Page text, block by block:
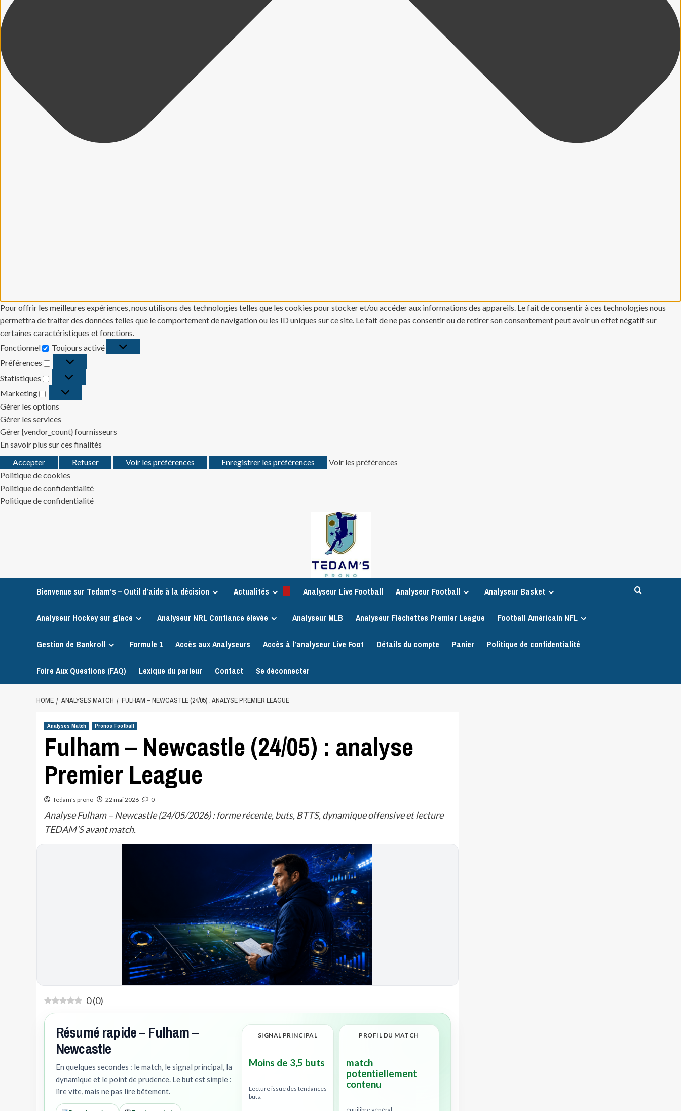
Pour offrir les meilleures expériences, nous utilisons des technologies telles que les cookies pour stocker et/ou accéder aux informations des appareils. Le fait de consentir à ces technologies nous
permettra de traiter des données telles que le comportement de navigation ou les ID uniques sur ce site. Le fait de ne pas consentir ou de retirer son consentement peut avoir un effet négatif sur
certaines caractéristiques et fonctions.
Fonctionnel
Fonctionnel
Toujours activé
Préférences
Préférences
Statistiques
Statistiques
Marketing
Marketing
Gérer les options
Gérer les services
Gérer {vendor_count} fournisseurs
En savoir plus sur ces finalités
Accepter
Refuser Voir les préférences Enregistrer les préférences
Voir les préférences
Politique de cookies
Politique de confidentialité
Politique de confidentialité
Bienvenue sur Tedam’s – Outil d’aide à la décision Actualités Analyseur Live Football Analyseur Football Analyseur Basket
Analyseur Hockey sur glace Analyseur NRL Confiance élevée Analyseur MLB Analyseur Fléchettes Premier League Football Américain NFL
Gestion de Bankroll Formule 1 Accès aux Analyseurs Accès à l’analyseur Live Foot Détails du compte Panier Politique de confidentialité
Foire Aux Questions (FAQ) Lexique du parieur Contact Se déconnecter
HOME ANALYSES MATCH FULHAM – NEWCASTLE (24/05) : ANALYSE PREMIER LEAGUE
Analyses Match Pronos Football
Fulham – Newcastle (24/05) : analyse
Premier League
Tedam's prono 22 mai 2026 0
Analyse Fulham – Newcastle (24/05/2026) : forme récente, buts, BTTS, dynamique offensive et lecture
TEDAM’S avant match.
0(0)
Résumé rapide – Fulham –
Newcastle
En quelques secondes : le match, le signal principal, la
dynamique et le point de prudence. Le but est simple :
lire vite, mais ne pas lire bêtement.
SIGNAL PRINCIPAL
Moins de 3,5 buts
Lecture issue des tendances
buts.
PROFIL DU MATCH
match
potentiellement
contenu